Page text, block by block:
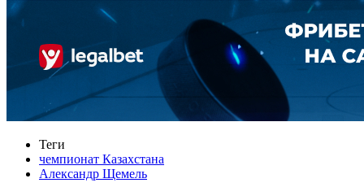
Теги
чемпионат Казахстана
Александр Щемель